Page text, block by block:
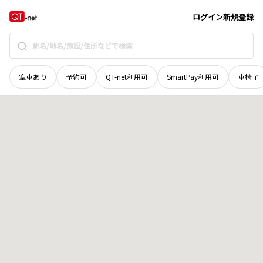
ログイン新規登録
空車あり 予約可 QT-net利用可 SmartPay利用可 車椅子
徳島県